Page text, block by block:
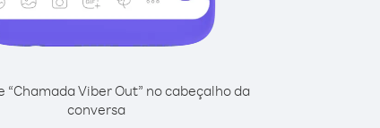
“Chamada Viber Out” no cabeçalho da
conversa